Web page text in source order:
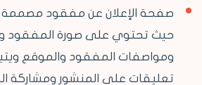
صفحة الإعلان عن مفقود
حيث تحتوي على صورة المفقود
ومواصفات المفقود والموقع
تعليقات على المنشور ومشاركة